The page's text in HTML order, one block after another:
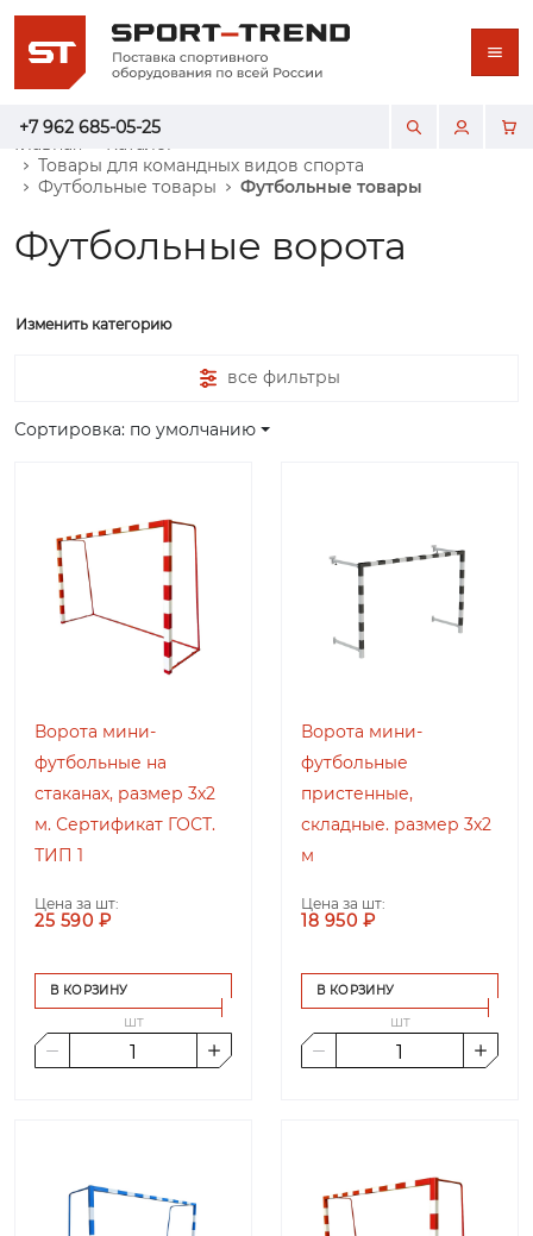
+7 962 685-05-25
Главная
Каталог
Товары для командных видов спорта
Футбольные товары
Футбольные товары
Футбольные ворота
Изменить категорию
все фильтры
Сортировка: по умолчанию
Ворота мини-
футбольные на
стаканах, размер 3х2
м. Сертификат ГОСТ.
ТИП 1
Цена за шт:
25 590 ₽
В КОРЗИНУ
шт
Ворота мини-
футбольные
пристенные,
складные. размер 3х2
м
Цена за шт:
18 950 ₽
В КОРЗИНУ
шт